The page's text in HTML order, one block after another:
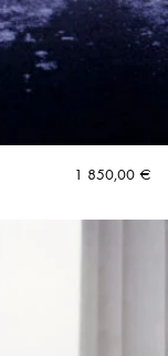
1 850,00 €